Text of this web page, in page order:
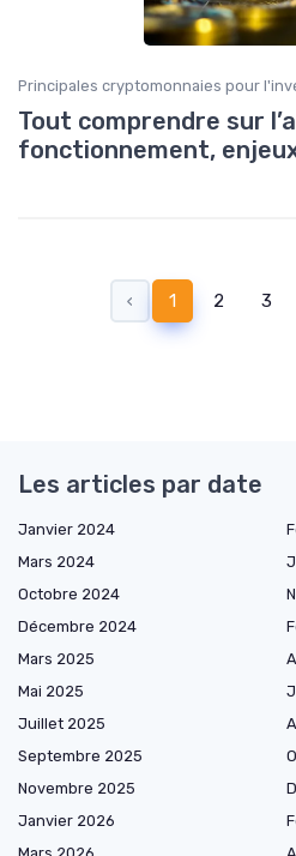
Principales cryptomonnaies pour
Tout comprendre sur
fonctionnement,
‹ 1 2 3
Les articles par date
Janvier 2024
Mars 2024
Octobre 2024
Décembre 2024
Mars 2025
Mai 2025
Juillet 2025
Septembre 2025
Novembre 2025
Janvier 2026